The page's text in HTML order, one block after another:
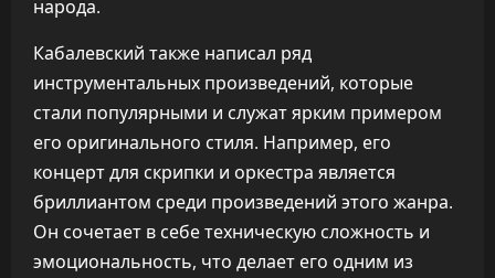
народа.
Кабалевский также написал ряд
инструментальных произведений, которые
стали популярными и служат ярким примером
его оригинального стиля. Например, его
концерт для скрипки и оркестра является
бриллиантом среди произведений этого жанра.
Он сочетает в себе техническую сложность и
эмоциональность, что делает его одним из